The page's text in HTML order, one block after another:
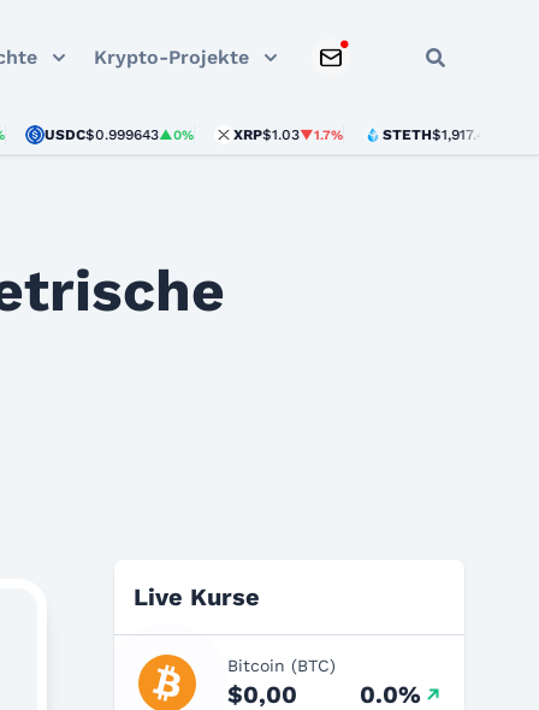
Krypto-Projekte
USDC$0.999643▲0% XRP$1.03▼1.7% STETH$1,917.42▲0.4%
Live Kurse
Bitcoin (BTC)
$0,00 0.0%